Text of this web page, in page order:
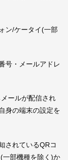
ン/ケータイ(一部
号・メールアドレ
ールが配信され
身の端末の設定を
されているQRコ
一部機種を除く)か